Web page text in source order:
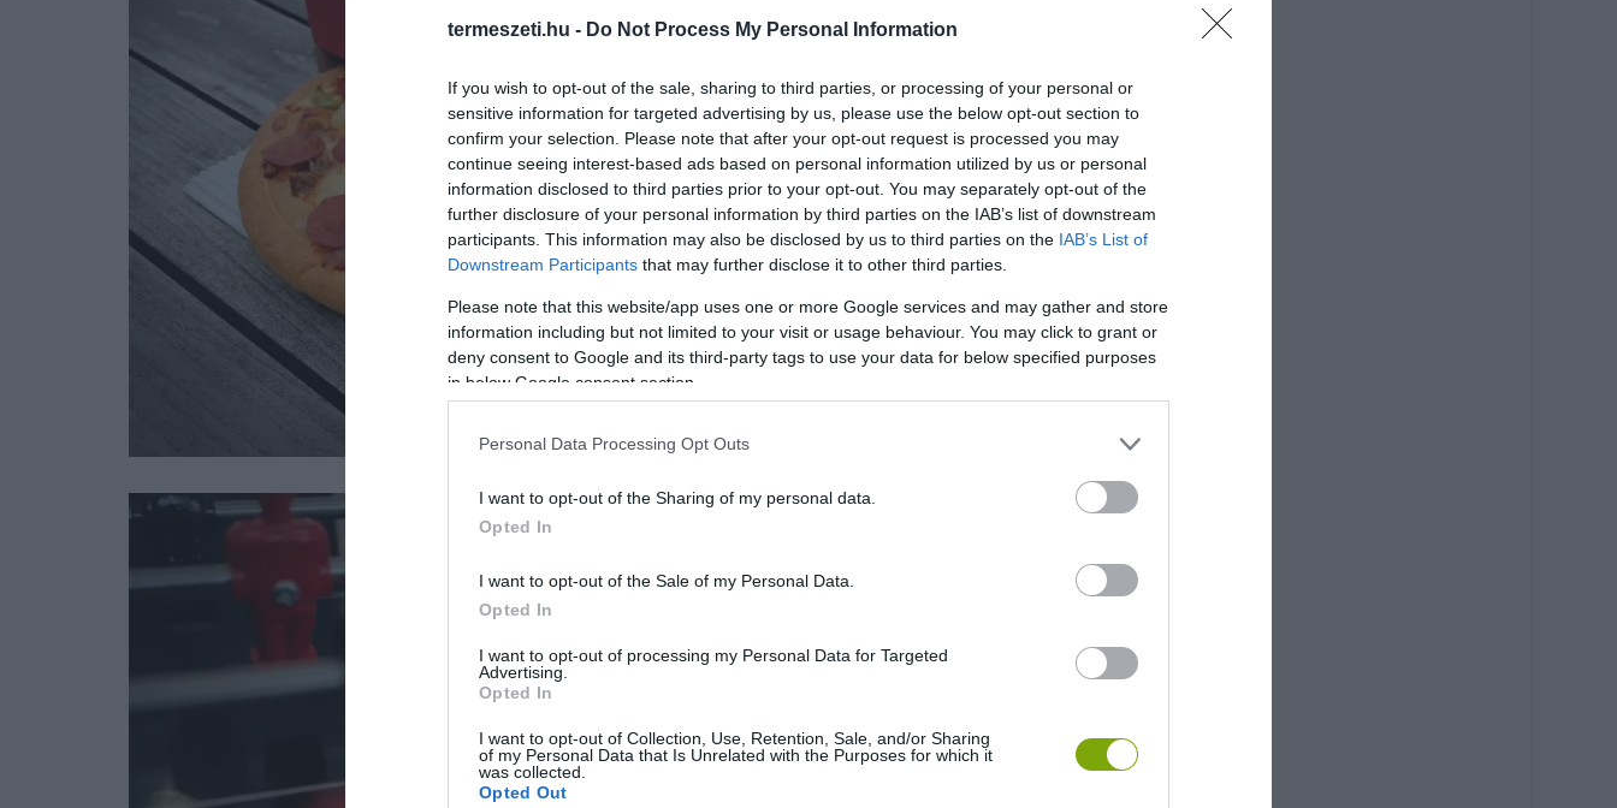
termeszeti.hu - Do Not Process My Personal Information
If you wish to opt-out of the sale, sharing to third parties, or processing of your personal or
sensitive information for targeted advertising by us, please use the below opt-out section to
confirm your selection. Please note that after your opt-out request is processed you may
continue seeing interest-based ads based on personal information utilized by us or personal
information disclosed to third parties prior to your opt-out. You may separately opt-out of the
further disclosure of your personal information by third parties on the IAB’s list of downstream
participants. This information may also be disclosed by us to third parties on the IAB’s List of
Downstream Participants that may further disclose it to other third parties.
Please note that this website/app uses one or more Google services and may gather and store
information including but not limited to your visit or usage behaviour. You may click to grant or
deny consent to Google and its third-party tags to use your data for below specified purposes
in below Google consent section.
Personal Data Processing Opt Outs
I want to opt-out of the Sharing of my personal data.
Opted In
I want to opt-out of the Sale of my Personal Data.
Opted In
I want to opt-out of processing my Personal Data for Targeted
Advertising.
Opted In
I want to opt-out of Collection, Use, Retention, Sale, and/or Sharing
of my Personal Data that Is Unrelated with the Purposes for which it
was collected.
Opted Out